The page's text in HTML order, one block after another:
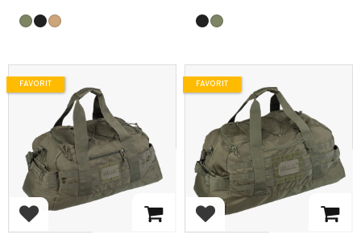
Lägg till i favoriter
FAVORIT
Lägg till i favoriter
FAVORIT